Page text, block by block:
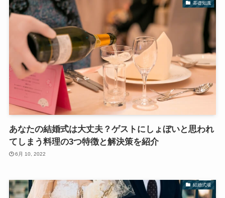
基礎知識
あなたの結婚式は大丈夫？ゲストにしょぼいと思われ
てしまう料理の3つ特徴と解決策を紹介
6月 10, 2022
結婚式場